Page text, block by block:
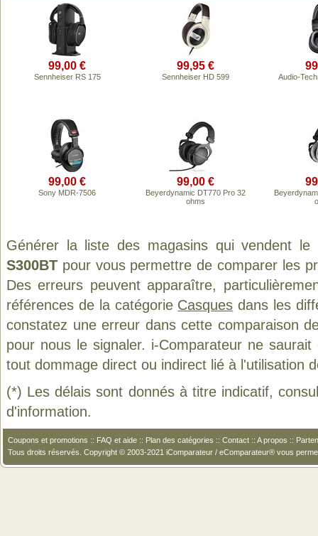
99,00 €
Sennheiser RS 175
99,95 €
Sennheiser HD 599 Audio-
99,00 €
Sony MDR-7506
99,00 €
Beyerdynamic DT770 Pro 32
ohms
Générer la liste des magasins qui vendent
S300BT pour vous permettre de comparer les
Des erreurs peuvent apparaître,
références de la catégorie Casques dans les
constatez une erreur dans cette comparaison
pour nous le signaler. i-Comparateur ne
tout dommage direct ou indirect lié à l'utilisation
(*) Les délais sont donnés à titre indicatif,
d'information.
Coupons et promotions :: FAQ et aide :: Plan des catégories :: Contact :: A propos ::
Tous droits réservés. Copyright © 2003-2021 iComparateur / eComparateur® vous